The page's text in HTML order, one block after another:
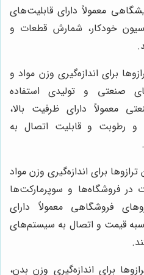
معمولاً دارای قابلیت‌های
خودکار، شمارش قطعات و
برای اندازه‌گیری وزن مواد و
صنعتی و تولیدی استفاده
معمولاً دارای ظرفیت بالا،
و رطوبت و قابلیت اتصال به
ترازوها برای اندازه‌گیری وزن مواد
در فروشگاه‌ها و سوپرمارکت‌ها
فروشگاهی معمولاً دارای
قیمت و اتصال به سیستم‌های
برای اندازه‌گیری وزن بدن،